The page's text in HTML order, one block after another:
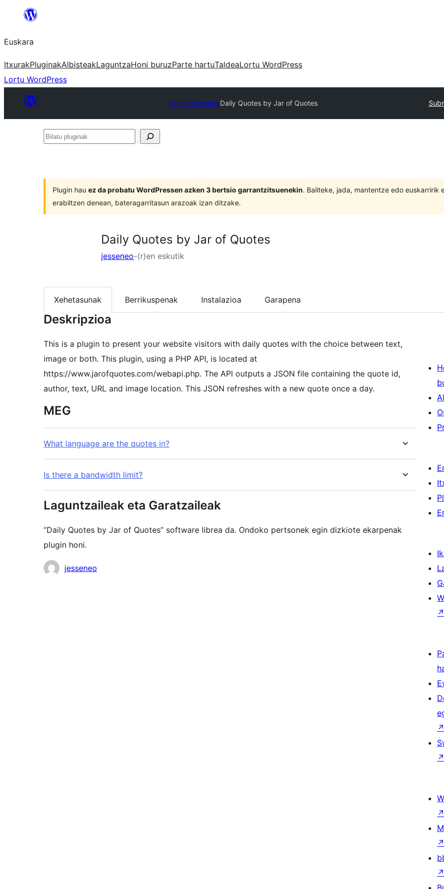
Euskara
ItxurakPluginakAlbisteakLaguntzaHoni buruzParte hartuTaldeaLortu WordPress
Lortu WordPress
Plugin DirectoryDaily Quotes by Jar of Quotes
Bilatu
Plugin hau ez da probatu WordPressen azken 3 bertsio garrantzitsuenekin. Baliteke, jada, mantentze edo euskarririk
erabiltzen denean, bateragarritasun arazoak izan ditzake.
Daily Quotes by Jar of Quotes
jesseneo-(r)en eskutik
Xehetasunak Berrikuspenak Instalazioa Garapena
Deskripzioa
This is a plugin to present your website visitors with daily quotes with the choice between text,
image or both. This plugin, using a PHP API, is located at
https://www.jarofquotes.com/webapi.php. The API outputs a JSON file containing the quote id,
author, text, URL and image location. This JSON refreshes with a new quote once a day.
MEG
What language are the quotes in?
Is there a bandwidth limit?
Laguntzaileak eta Garatzaileak
“Daily Quotes by Jar of Quotes” software librea da. Ondoko pertsonek egin dizkiote ekarpenak
plugin honi.
Laguntzaileak
jesseneo
↗
↗
↗
↗
↗
↗